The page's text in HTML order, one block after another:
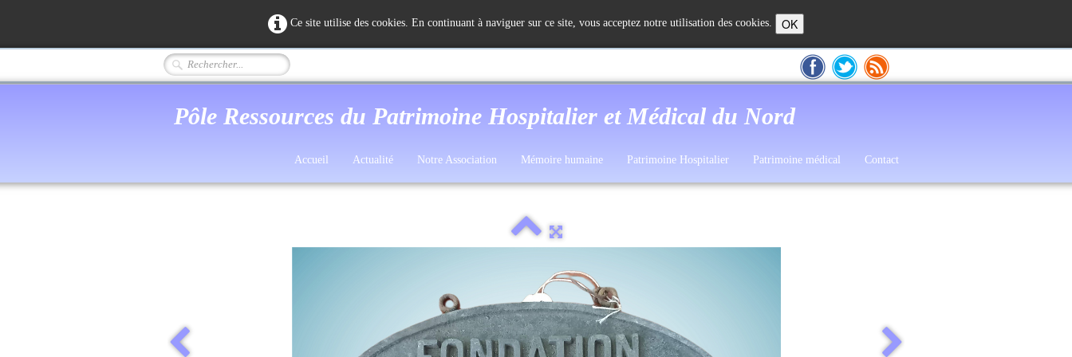
Ce site utilise des cookies. En continuant à naviguer sur ce site, vous acceptez notre utilisation des cookies. OK
Pôle Ressources du Patrimoine Hospitalier et Médical du Nord
Accueil Actualité Notre Association Mémoire humaine Patrimoine Hospitalier Patrimoine médical Contact